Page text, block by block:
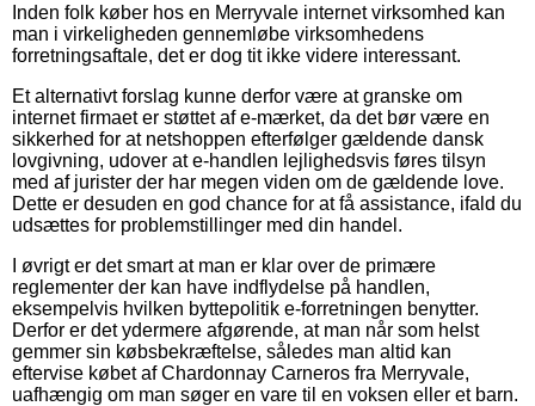
Inden folk køber hos en Merryvale internet virksomhed kan
man i virkeligheden gennemløbe virksomhedens
forretningsaftale, det er dog tit ikke videre interessant.
Et alternativt forslag kunne derfor være at granske om
internet firmaet er støttet af e-mærket, da det bør være en
sikkerhed for at netshoppen efterfølger gældende dansk
lovgivning, udover at e-handlen lejlighedsvis føres tilsyn
med af jurister der har megen viden om de gældende love.
Dette er desuden en god chance for at få assistance, ifald du
udsættes for problemstillinger med din handel.
I øvrigt er det smart at man er klar over de primære
reglementer der kan have indflydelse på handlen,
eksempelvis hvilken byttepolitik e-forretningen benytter.
Derfor er det ydermere afgørende, at man når som helst
gemmer sin købsbekræftelse, således man altid kan
eftervise købet af Chardonnay Carneros fra Merryvale,
uafhængig om man søger en vare til en voksen eller et barn.